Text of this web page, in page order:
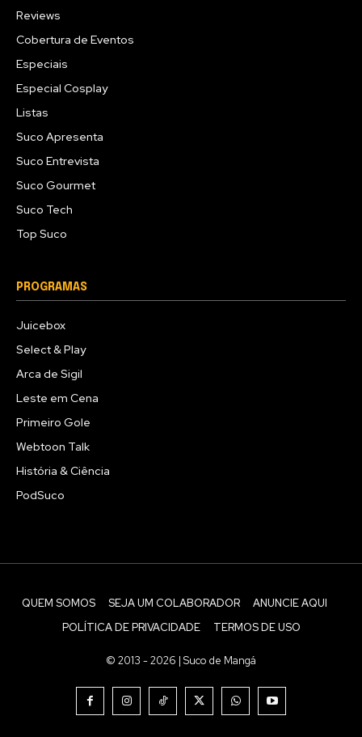
Reviews
Cobertura de Eventos
Especiais
Especial Cosplay
Listas
Suco Apresenta
Suco Entrevista
Suco Gourmet
Suco Tech
Top Suco
PROGRAMAS
Juicebox
Select & Play
Arca de Sigil
Leste em Cena
Primeiro Gole
Webtoon Talk
História & Ciência
PodSuco
QUEM SOMOS SEJA UM COLABORADOR
ANUNCIE AQUI
POLÍTICA DE PRIVACIDADE
TERMOS DE USO
© 2013 - 2026 | Suco de Mangá